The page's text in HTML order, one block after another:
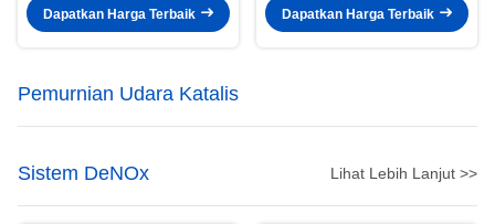
Dapatkan Harga Terbaik
Dapatkan Harga Terbaik
Pemurnian Udara Katalis
Sistem DeNOx Lihat Lebih Lanjut >>